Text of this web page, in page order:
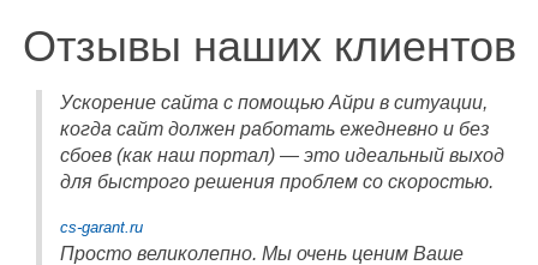
Отзывы наших клиентов
Ускорение сайта с помощью Айри в ситуации,
когда сайт должен работать ежедневно и без
сбоев (как наш портал) — это идеальный выход
для быстрого решения проблем со скоростью.
cs-garant.ru
Просто великолепно. Мы очень ценим Ваше